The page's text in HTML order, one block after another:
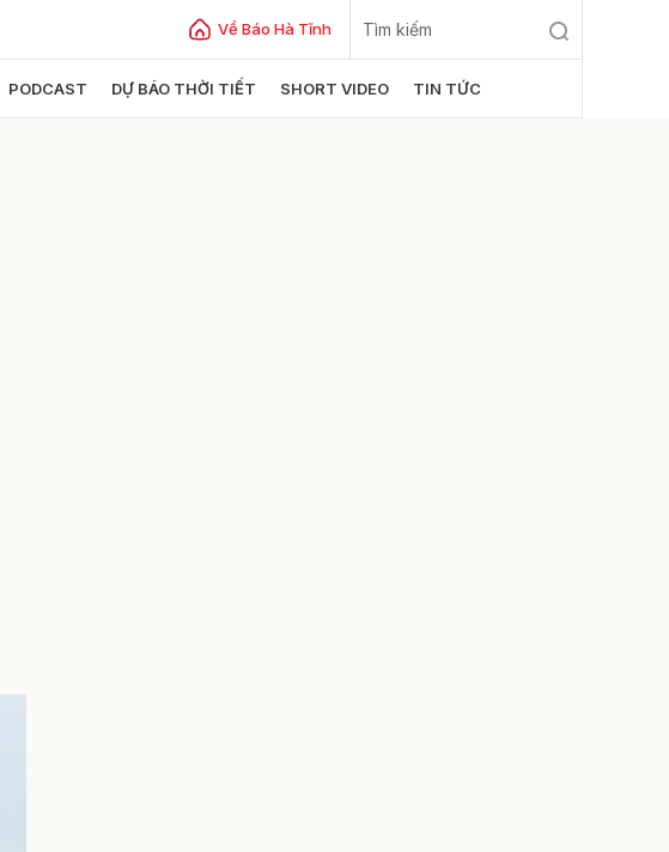
Về Báo Hà Tĩnh
PODCAST DỰ BÁO THỜI TIẾT SHORT VIDEO TIN TỨC